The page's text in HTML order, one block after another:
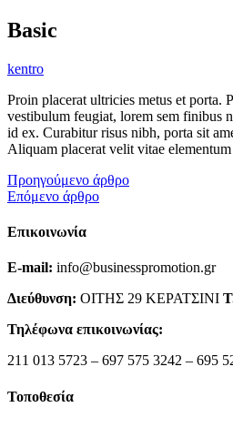
Basic
kentro
Proin placerat ultricies metus et porta.
vestibulum feugiat, lorem sem finibus
id ex. Curabitur risus nibh, porta sit
Aliquam placerat velit vitae elementum
Προηγούμενο άρθρο
Επόμενο άρθρο
Επικοινωνία
E-mail: info@businesspromotion.gr
Διεύθυνση: ΟΙΤΗΣ 29 ΚΕΡΑΤΣΙΝΙ
Τηλέφωνα επικοινωνίας:
211 013 5723 – 697 575 3242 – 695
Τοποθεσία